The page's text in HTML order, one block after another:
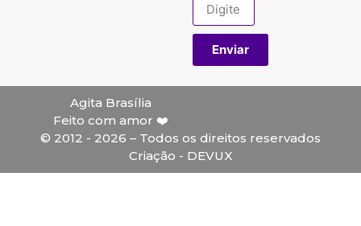
Enviar
Agita Brasília
Feito com amor ❤️
© 2012 - 2026 – Todos os direitos reservados
Criação - DEVUX